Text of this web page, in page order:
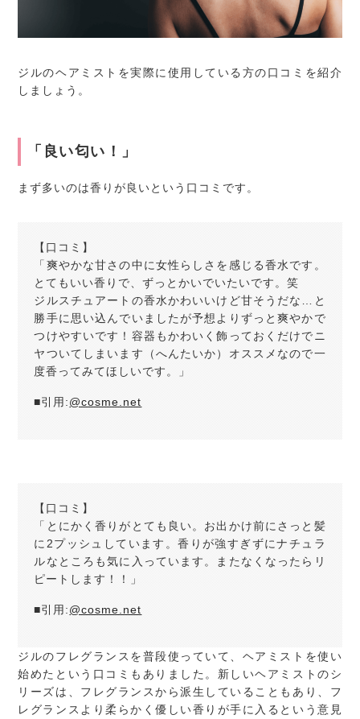
ジルのヘアミストを実際に使用している方の口コミを紹介
しましょう。
「良い匂い！」
まず多いのは香りが良いという口コミです。
【口コミ】
「爽やかな甘さの中に女性らしさを感じる香水です。
とてもいい香りで、ずっとかいでいたいです。笑
ジルスチュアートの香水かわいいけど甘そうだな…と
勝手に思い込んでいましたが予想よりずっと爽やかで
つけやすいです！容器もかわいく飾っておくだけでニ
ヤついてしまいます（へんたいか）オススメなので一
度香ってみてほしいです。」
■引用:@cosme.net
【口コミ】
「とにかく香りがとても良い。お出かけ前にさっと髪
に2プッシュしています。香りが強すぎずにナチュラ
ルなところも気に入っています。またなくなったらリ
ピートします！！」
■引用:@cosme.net
ジルのフレグランスを普段使っていて、ヘアミストを使い
始めたという口コミもありました。新しいヘアミストのシ
リーズは、フレグランスから派生していることもあり、フ
レグランスより柔らかく優しい香りが手に入るという意見